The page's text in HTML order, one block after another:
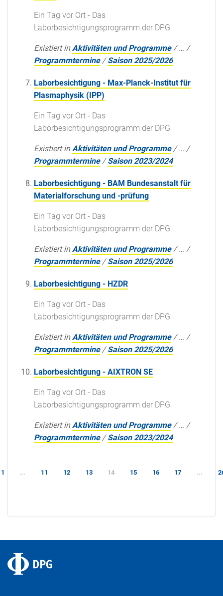
Ein Tag vor Ort - Das
Laborbesichtigungsprogramm der DPG
Existiert in Aktivitäten und Programme /… /
Programmtermine /Saison 2025/2026
Laborbesichtigung - Max-Planck-Institut für
Plasmaphysik (IPP)
Ein Tag vor Ort - Das
Laborbesichtigungsprogramm der DPG
Existiert in Aktivitäten und Programme /… /
Programmtermine /Saison 2023/2024
Laborbesichtigung - BAM Bundesanstalt für
Materialforschung und -prüfung
Ein Tag vor Ort - Das
Laborbesichtigungsprogramm der DPG
Existiert in Aktivitäten und Programme /… /
Programmtermine /Saison 2025/2026
Laborbesichtigung - HZDR
Ein Tag vor Ort - Das
Laborbesichtigungsprogramm der DPG
Existiert in Aktivitäten und Programme /… /
Programmtermine /Saison 2025/2026
Laborbesichtigung - AIXTRON SE
Ein Tag vor Ort - Das
Laborbesichtigungsprogramm der DPG
Existiert in Aktivitäten und Programme /… /
Programmtermine /Saison 2023/2024
1 ... 11 12 13 14 15 16 17 ...